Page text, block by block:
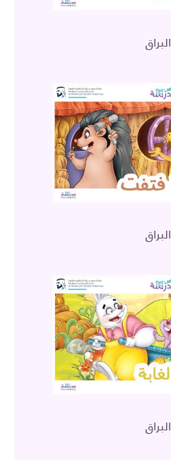
البراق
البراق
البراق